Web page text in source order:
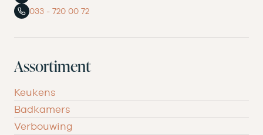
033 - 720 00 72
Assortiment
Keukens
Badkamers
Verbouwing